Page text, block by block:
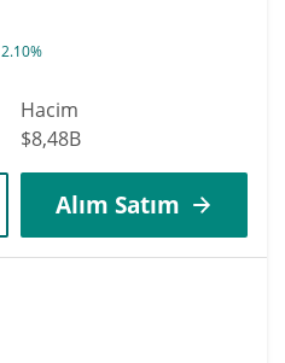
2.10%
Hacim
$8,48B
Alım Satım